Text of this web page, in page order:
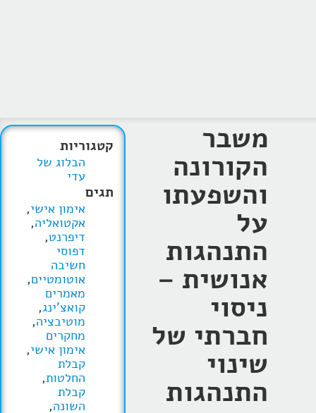
קטגוריות
הבלוג של
עדי
תגים
אימון אישי,
אקטואליה,
דיפרנט,
דפוסי
חשיבה
אוטומטיים,
מאמרים
קואצ'ינג,
מוטיבציה,
מחקרים
אימון אישי,
קבלת
החלטות,
קבלת
השונה,
משבר
הקורונה
והשפעתו
על
התנהגות
אנושית –
ניסוי
חברתי של
שינוי
התנהגות